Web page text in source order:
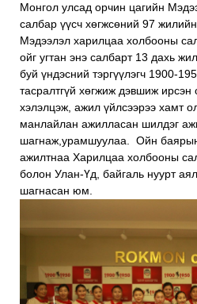
Монгол улсад орчин цагийн
салбар үүсч хөгжсөний 97
Мэдээлэл харилцаа холбооны
ойг угтан энэ салбарт 13 дахь
буй үндэсний тэргүүлэгч 1900-
тасралтгүй хөгжиж дэвшиж ирсэн
хэлэлцэж, ажил үйлсээрээ хамт
манлайлан ажилласан шилдэг
шагнаж,урамшуулаа. Ойн
ажилтнаа Харилцаа холбооны
болон Улан-Үд, байгаль нуурт
шагнасан юм.